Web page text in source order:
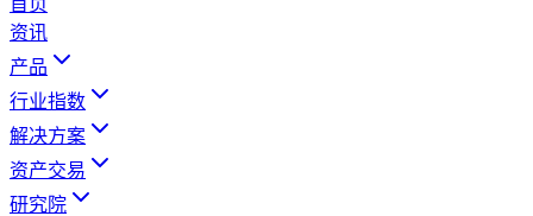
首页
资讯
产品
行业指数
解决方案
资产交易
研究院